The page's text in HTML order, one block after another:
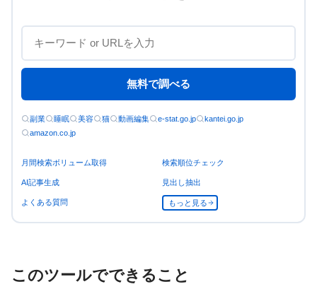
無料で調べる
副業 睡眠 美容 猫 動画編集 e-stat.go.jp
kantei.go.jp
amazon.co.jp
月間検索ボリューム取得 検索順位チェック
AI記事生成 見出し抽出
よくある質問 もっと見る
このツールでできること